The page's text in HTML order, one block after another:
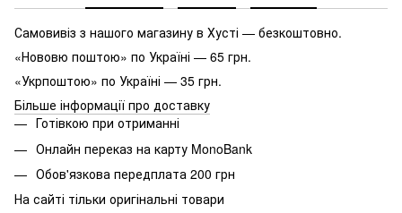
Самовивіз з нашого магазину в Хусті — безкоштовно.
«Нововю поштою» по Україні — 65 грн.
«Укрпоштою» по Україні — 35 грн.
Більше інформації про доставку
Готівкою при отриманні
Онлайн переказ на карту MonoBank
Обов'язкова передплата 200 грн
На сайті тільки оригінальні товари